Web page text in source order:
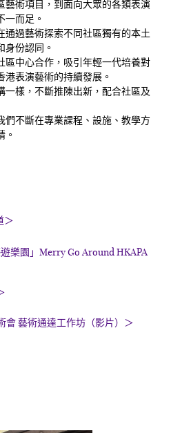
藝術項目，到面向大眾的各類表演
一而足。
通過藝術探索不同社區獨有的本土
份認同。
區中心合作，吸引年輕一代培養對
表演藝術的持續發展。
一樣，不斷推陳出新，配合社區及
們不斷在專業課程、設施、教學方
。
＞
樂園」Merry Go Around HKAPA
藝術通達工作坊（影片） ＞